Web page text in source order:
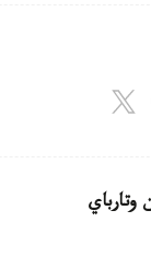
وتارباي